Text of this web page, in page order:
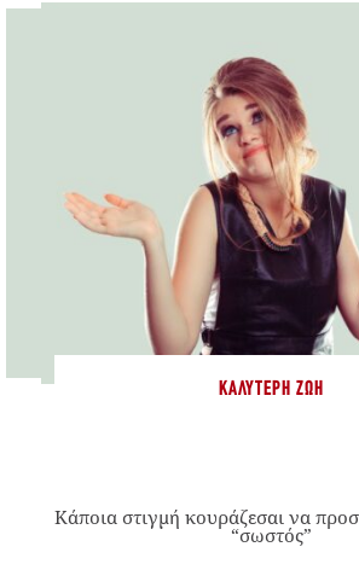
ΚΑΛΎΤΕΡΗ ΖΩΉ
Κάποια στιγμή κουράζεσαι να
“σωστός”